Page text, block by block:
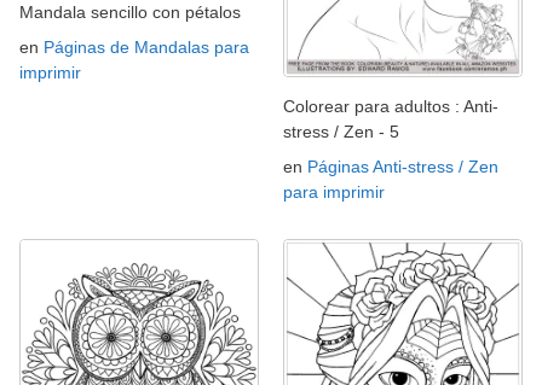
Mandala sencillo con pétalos
en Páginas de Mandalas para
imprimir
Colorear para adultos : Anti-
stress / Zen - 5
en Páginas Anti-stress / Zen
para imprimir